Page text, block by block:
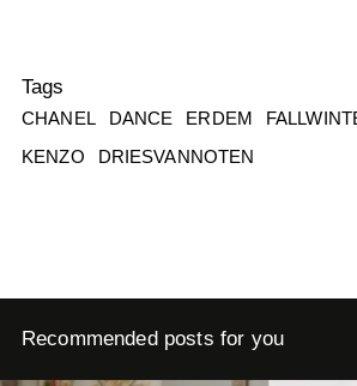
Tags
CHANEL DANCE ERDEM
KENZO
DRIESVANNOTEN
Recommended posts for you